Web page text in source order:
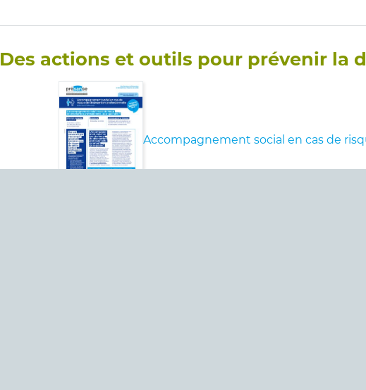
Des actions et outils pour prévenir la
Accompagnement social en cas de